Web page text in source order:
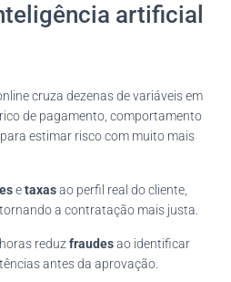
artificial
cruza dezenas de variáveis em
de pagamento, comportamento
estimar risco com muito mais
etaxasao perfil real do cliente,
a contratação mais justa.
reduz fraudesao identificar
antes da aprovação.